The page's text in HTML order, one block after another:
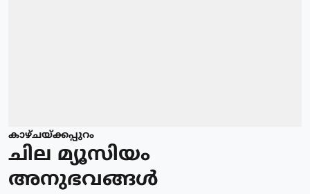
കാഴ്ചയ്ക്കപ്പുറം
ചില മ്യൂസിയം
അനുഭവങ്ങൾ